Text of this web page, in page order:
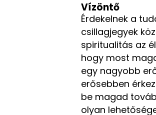
Vízöntő
Érdekelnek a
csillagjegyek
spiritualitás az
hogy most
egy nagyobb
erősebben
be magad
olyan